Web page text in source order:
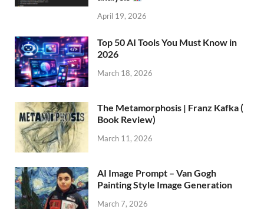
April 19, 2026
Top 50 AI Tools You Must Know in
2026
March 18, 2026
The Metamorphosis | Franz Kafka (
Book Review)
March 11, 2026
AI Image Prompt – Van Gogh
Painting Style Image Generation
March 7, 2026